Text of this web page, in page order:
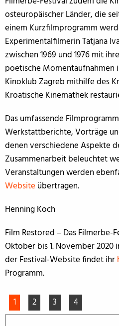
osteuropäischer Länder, die
einem Kurzfilmprogramm
Experimentalfilmerin Tatjana
zwischen 1969 und 1976 mit
poetische Momentaufnahmen
Kinoklub Zagreb mithilfe des
Kroatische Kinemathek
Das umfassende
Werkstattberichte, Vorträge
denen verschiedene Aspekte
Zusammenarbeit beleuchtet
Veranstaltungen werden
Website übertragen.
Henning Koch
Film Restored – Das Filmerbe-
Oktober bis 1. November 2020
der Festival-Website findet ihr
Programm.
1 2 3 4